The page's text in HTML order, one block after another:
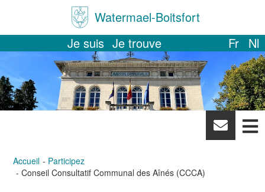
Watermael-Boitsfort
Je suis Je trouve Fr Nl
News
Accueil
Participez
Conseil Consultatif Communal des Aînés (CCCA)